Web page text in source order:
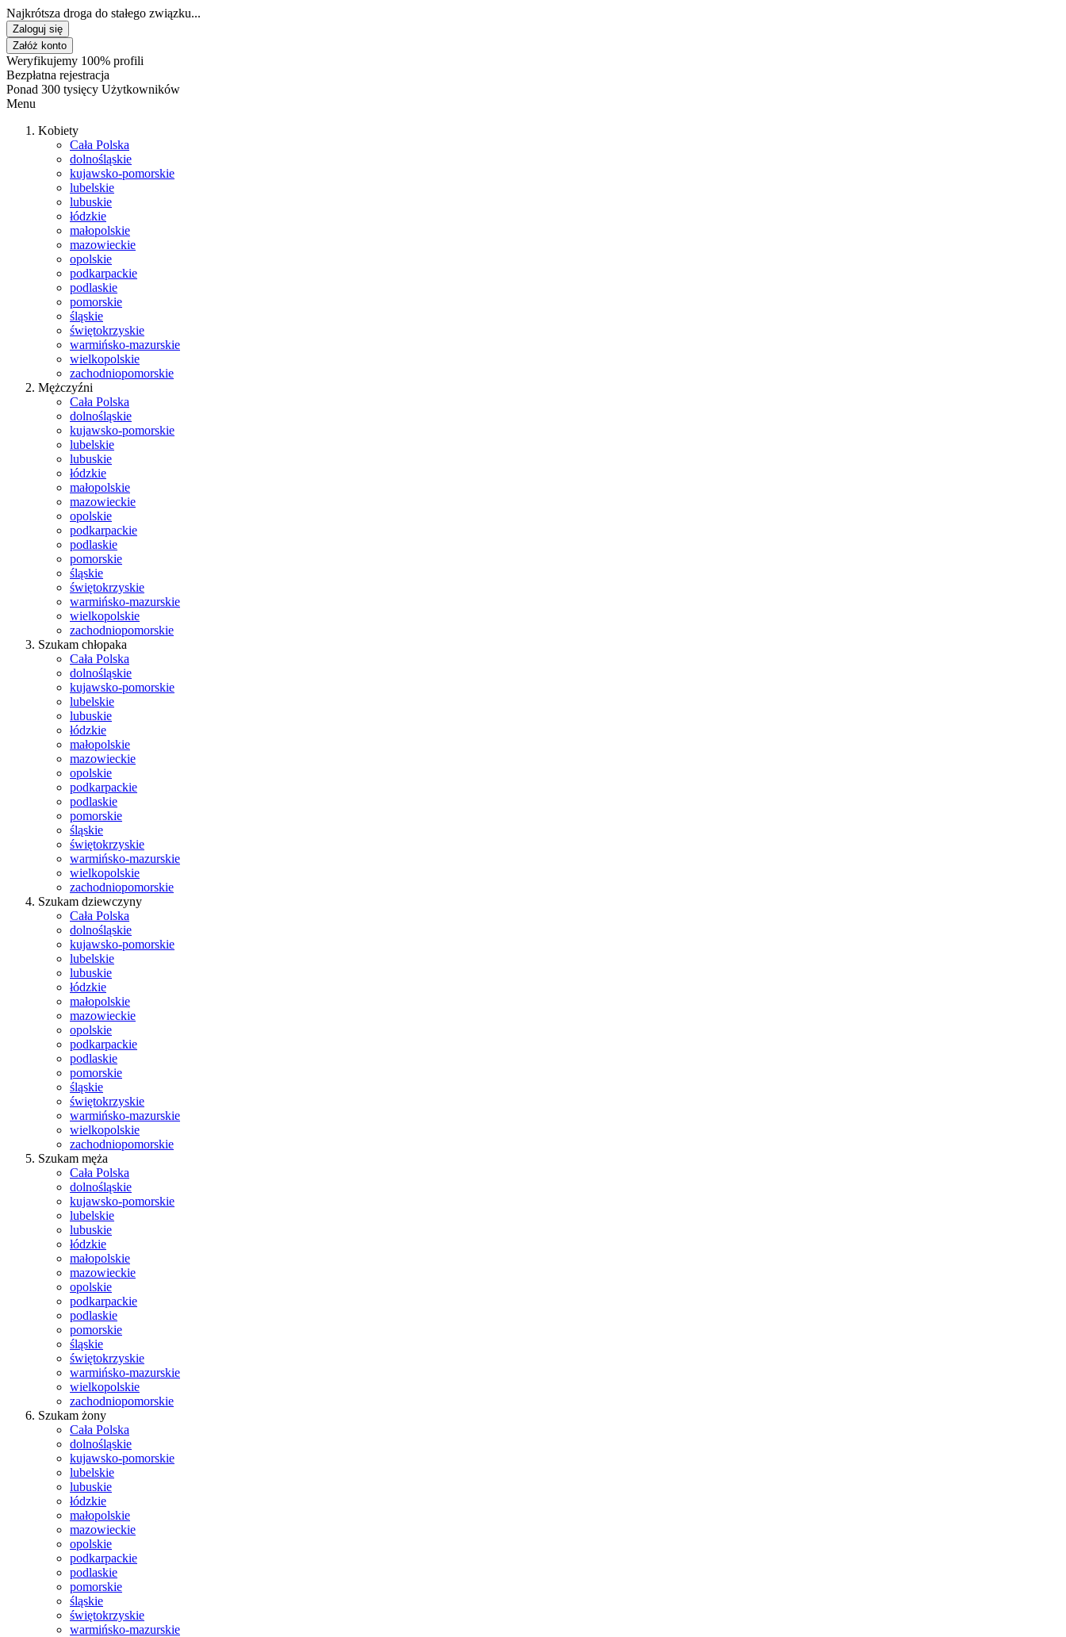
Najkrótsza droga do stałego związku...
Zaloguj się
Załóż konto
Weryfikujemy 100% profili
Bezpłatna rejestracja
Ponad 300 tysięcy Użytkowników
Menu
Kobiety
Cała Polska
dolnośląskie
kujawsko-pomorskie
lubelskie
lubuskie
łódzkie
małopolskie
mazowieckie
opolskie
podkarpackie
podlaskie
pomorskie
śląskie
świętokrzyskie
warmińsko-mazurskie
wielkopolskie
zachodniopomorskie
Mężczyźni
Cała Polska
dolnośląskie
kujawsko-pomorskie
lubelskie
lubuskie
łódzkie
małopolskie
mazowieckie
opolskie
podkarpackie
podlaskie
pomorskie
śląskie
świętokrzyskie
warmińsko-mazurskie
wielkopolskie
zachodniopomorskie
Szukam chłopaka
Cała Polska
dolnośląskie
kujawsko-pomorskie
lubelskie
lubuskie
łódzkie
małopolskie
mazowieckie
opolskie
podkarpackie
podlaskie
pomorskie
śląskie
świętokrzyskie
warmińsko-mazurskie
wielkopolskie
zachodniopomorskie
Szukam dziewczyny
Cała Polska
dolnośląskie
kujawsko-pomorskie
lubelskie
lubuskie
łódzkie
małopolskie
mazowieckie
opolskie
podkarpackie
podlaskie
pomorskie
śląskie
świętokrzyskie
warmińsko-mazurskie
wielkopolskie
zachodniopomorskie
Szukam męża
Cała Polska
dolnośląskie
kujawsko-pomorskie
lubelskie
lubuskie
łódzkie
małopolskie
mazowieckie
opolskie
podkarpackie
podlaskie
pomorskie
śląskie
świętokrzyskie
warmińsko-mazurskie
wielkopolskie
zachodniopomorskie
Szukam żony
Cała Polska
dolnośląskie
kujawsko-pomorskie
lubelskie
lubuskie
łódzkie
małopolskie
mazowieckie
opolskie
podkarpackie
podlaskie
pomorskie
śląskie
świętokrzyskie
warmińsko-mazurskie